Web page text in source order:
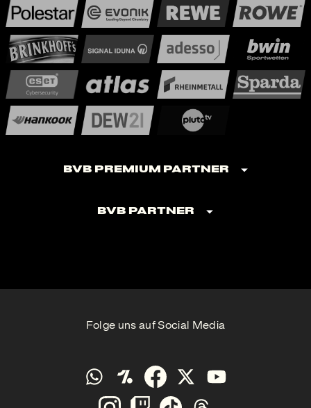
BVB Premium Partner
BVB Partner
Folge uns auf Social Media